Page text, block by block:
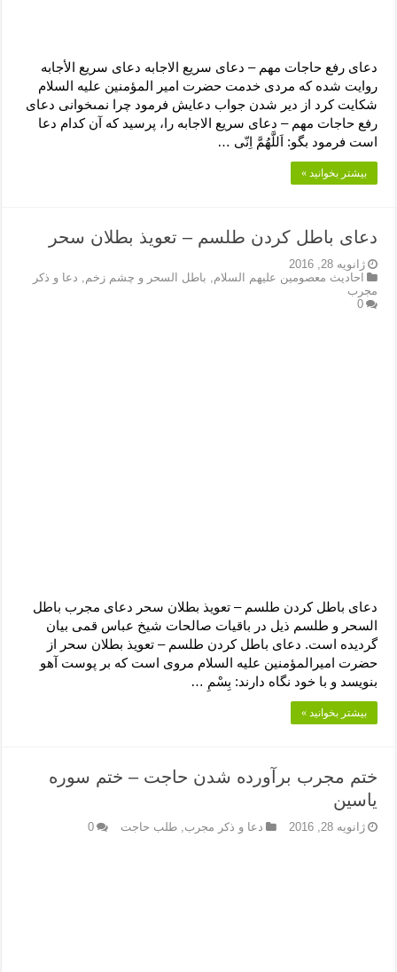
دعای رفع حاجات مهم – دعای سریع الاجابه دعاى سریع الأجابه
روایت شده که مردى خدمت حضرت امیر المؤمنین علیه السلام
شکایت کرد از دیر شدن جواب دعایش فرمود چرا نمىخوانى دعای
رفع حاجات مهم – دعای سریع الاجابه را، پرسید که آن کدام دعا
است فرمود بگو: اَللَّهُمَّ اِنّى …
بیشتر بخوانید »
دعای باطل کردن طلسم – تعویذ بطلان سحر
ژانویه 28, 2016
احادیث معصومین علیهم السلام, باطل السحر و چشم زخم, دعا و ذکر
مجرب
0
دعای باطل کردن طلسم – تعویذ بطلان سحر دعای مجرب باطل
السحر و طلسم ذیل در باقیات صالحات شیخ عباس قمی بیان
گردیده است. دعای باطل کردن طلسم – تعویذ بطلان سحر از
حضرت امیرالمؤمنین علیه السلام مروى است که بر پوست آهو
بنویسد و با خود نگاه دارند: بِسْمِ …
بیشتر بخوانید »
ختم مجرب برآورده شدن حاجت – ختم سوره
یاسین
ژانویه 28, 2016 دعا و ذکر مجرب,طلب حاجت 0